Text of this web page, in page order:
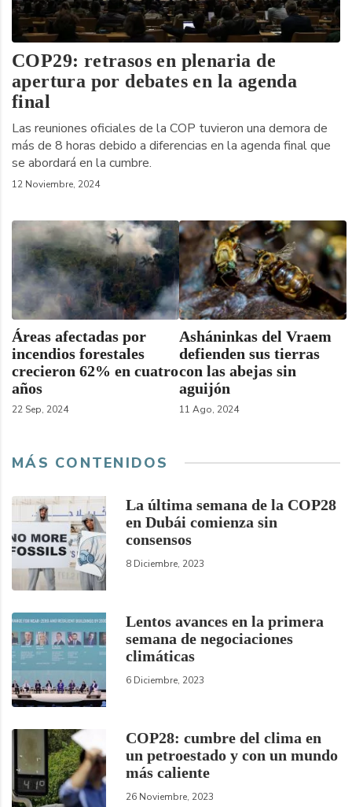
COP29: retrasos en plenaria de
apertura por debates en la agenda
final
Las reuniones oficiales de la COP tuvieron una demora de
más de 8 horas debido a diferencias en la agenda final que
se abordará en la cumbre.
12 Noviembre, 2024
Áreas afectadas por
incendios forestales
crecieron 62% en cuatro
años
22 Sep, 2024
Asháninkas del Vraem
defienden sus tierras
con las abejas sin
aguijón
11 Ago, 2024
MÁS CONTENIDOS
La última semana de la COP28
en Dubái comienza sin
consensos
8 Diciembre, 2023
Lentos avances en la primera
semana de negociaciones
climáticas
6 Diciembre, 2023
COP28: cumbre del clima en
un petroestado y con un mundo
más caliente
26 Noviembre, 2023